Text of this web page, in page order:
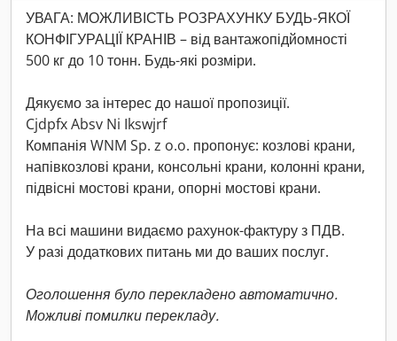
УВАГА: МОЖЛИВІСТЬ РОЗРАХУНКУ БУДЬ-ЯКОЇ
КОНФІГУРАЦІЇ КРАНІВ – від вантажопідйомності
500 кг до 10 тонн. Будь-які розміри.
Дякуємо за інтерес до нашої пропозиції.
Cjdpfx Absv Ni Ikswjrf
Компанія WNM Sp. z o.o. пропонує: козлові крани,
напівкозлові крани, консольні крани, колонні крани,
підвісні мостові крани, опорні мостові крани.
На всі машини видаємо рахунок-фактуру з ПДВ.
У разі додаткових питань ми до ваших послуг.
Оголошення було перекладено автоматично.
Можливі помилки перекладу.